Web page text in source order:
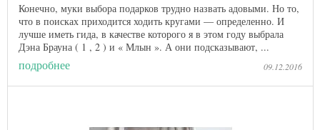
Конечно, муки выбора подарков трудно назвать адовыми. Но то,
что в поисках приходится ходить кругами — определенно. И
лучше иметь гида, в качестве которого я в этом году выбрала
Дэна Брауна ( 1 , 2 ) и « Млын ». А они подсказывают, ...
подробнее 09.12.2016